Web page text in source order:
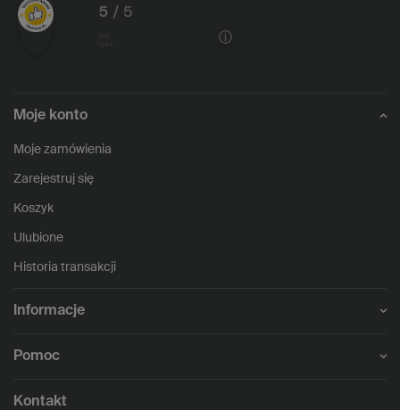
5 / 5
Moje konto
Moje zamówienia
Zarejestruj się
Koszyk
Ulubione
Historia transakcji
Informacje
Pomoc
Kontakt